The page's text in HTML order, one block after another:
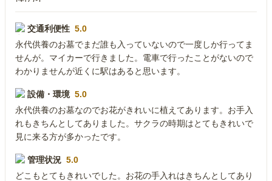
交通利便性 5.0
永代供養のお墓でまだ誰も入っていないので一度しか行ってま
せんが。マイカーで行きました。電車で行ったことがないので
わかりませんが近くに駅はあると思います。
設備・環境 5.0
永代供養のお墓なのでお花がきれいに植えてあります。お手入
れもきちんとしてありました。サクラの時期はとてもきれいで
見に来る方が多かったです。
管理状況 5.0
どこもとてもきれいでした。お花の手入れはきちんとしてあり